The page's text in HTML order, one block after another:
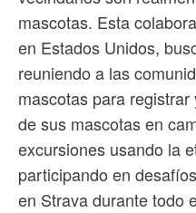
mascotas. Esta
en Estados Unidos,
reuniendo a las
mascotas para
de sus mascotas en
excursiones usando la
participando en
en Strava durante todo